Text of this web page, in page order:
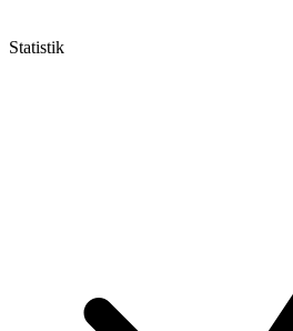
Statistik